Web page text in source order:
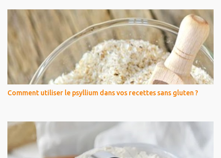
Comment utiliser le psyllium dans vos recettes sans gluten ?